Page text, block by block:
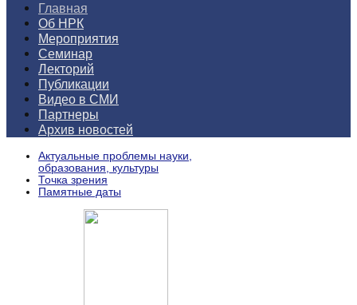
Главная
Об НРК
Мероприятия
Семинар
Лекторий
Публикации
Видео в СМИ
Партнеры
Архив новостей
Актуальные проблемы науки,
образования, культуры
Точка зрения
Памятные даты